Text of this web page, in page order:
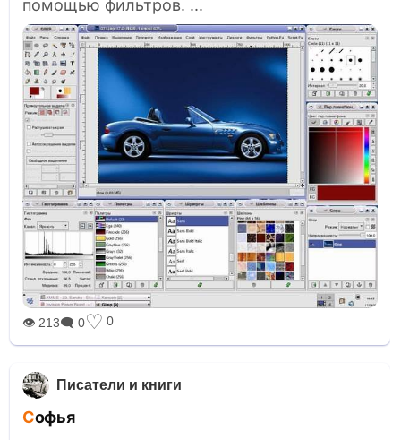
помощью фильтров. ...
👁 213🗨 0♡ 0
Писатели и книги
Софья